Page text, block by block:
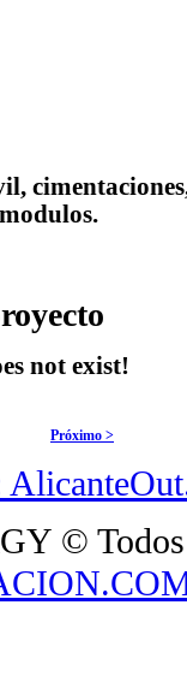
not exist!
Próximo >
© Todos